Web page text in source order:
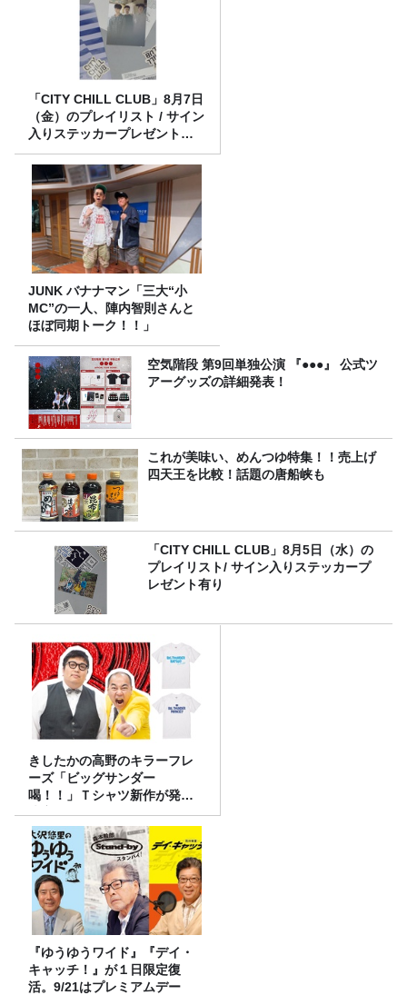
「CITY CHILL CLUB」8月7日
（金）のプレイリスト / サイン
入りステッカープレゼント有
り
JUNK バナナマン「三大“小
MC”の一人、陣内智則さんと
ほぼ同期トーク！！」
空気階段 第9回単独公演 『●●●』 公式ツ
アーグッズの詳細発表！
これが美味い、めんつゆ特集！！売上げ
四天王を比較！話題の唐船峡も
「CITY CHILL CLUB」8月5日（水）の
プレイリスト/ サイン入りステッカープ
レゼント有り
きしたかの高野のキラーフレ
ーズ「ビッグサンダー
喝！！」Ｔシャツ新作が発売
決定！
『ゆうゆうワイド』『デイ・
キャッチ！』が１日限定復
活。9/21はプレミアムデー